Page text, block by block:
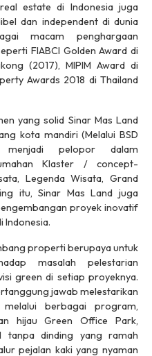
estate di Indonesia juga
dan independent di dunia
macam penghargaan
FIABCI Golden Award di
(2017), MIPIM Award di
Awards 2018 di Thailand
yang solid Sinar Mas Land
kota mandiri (Melalui BSD
pelopor dalam
Klaster / concept-
Legenda Wisata, Grand
itu, Sinar Mas Land juga
proyek inovatif
Indonesia.
properti berupaya untuk
masalah pelestarian
green di setiap proyeknya.
jawab melestarikan
melalui berbagai program,
hijau Green Office Park,
tanpa dinding yang ramah
pejalan kaki yang nyaman